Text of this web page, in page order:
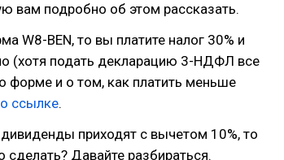
вам подробно об этом рассказать.
W8-BEN, то вы платите налог 30% и
(хотя подать декларацию 3-НДФЛ все
форме и о том, как платить меньше
ссылке.
приходят с вычетом 10%, то
сделать? Давайте разбираться.